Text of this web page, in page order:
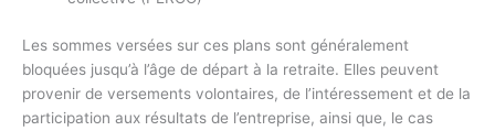
Les sommes versées sur ces plans sont généralement
bloquées jusqu’à l’âge de départ à la retraite. Elles peuvent
provenir de versements volontaires, de l’intéressement et de la
participation aux résultats de l’entreprise, ainsi que, le cas